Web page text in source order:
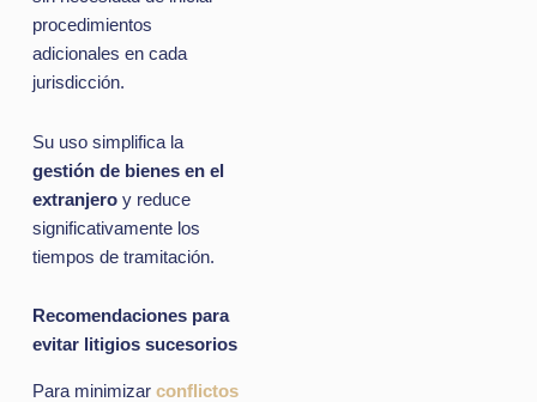
procedimientos
adicionales en cada
jurisdicción.
Su uso simplifica la
gestión de bienes en el
extranjeroy reduce
significativamente los
tiempos de tramitación.
Recomendaciones para
evitar litigios sucesorios
Para minimizar conflictos